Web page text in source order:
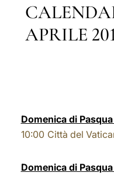
APRILE
Domenica di
10:00 Città del
Domenica di